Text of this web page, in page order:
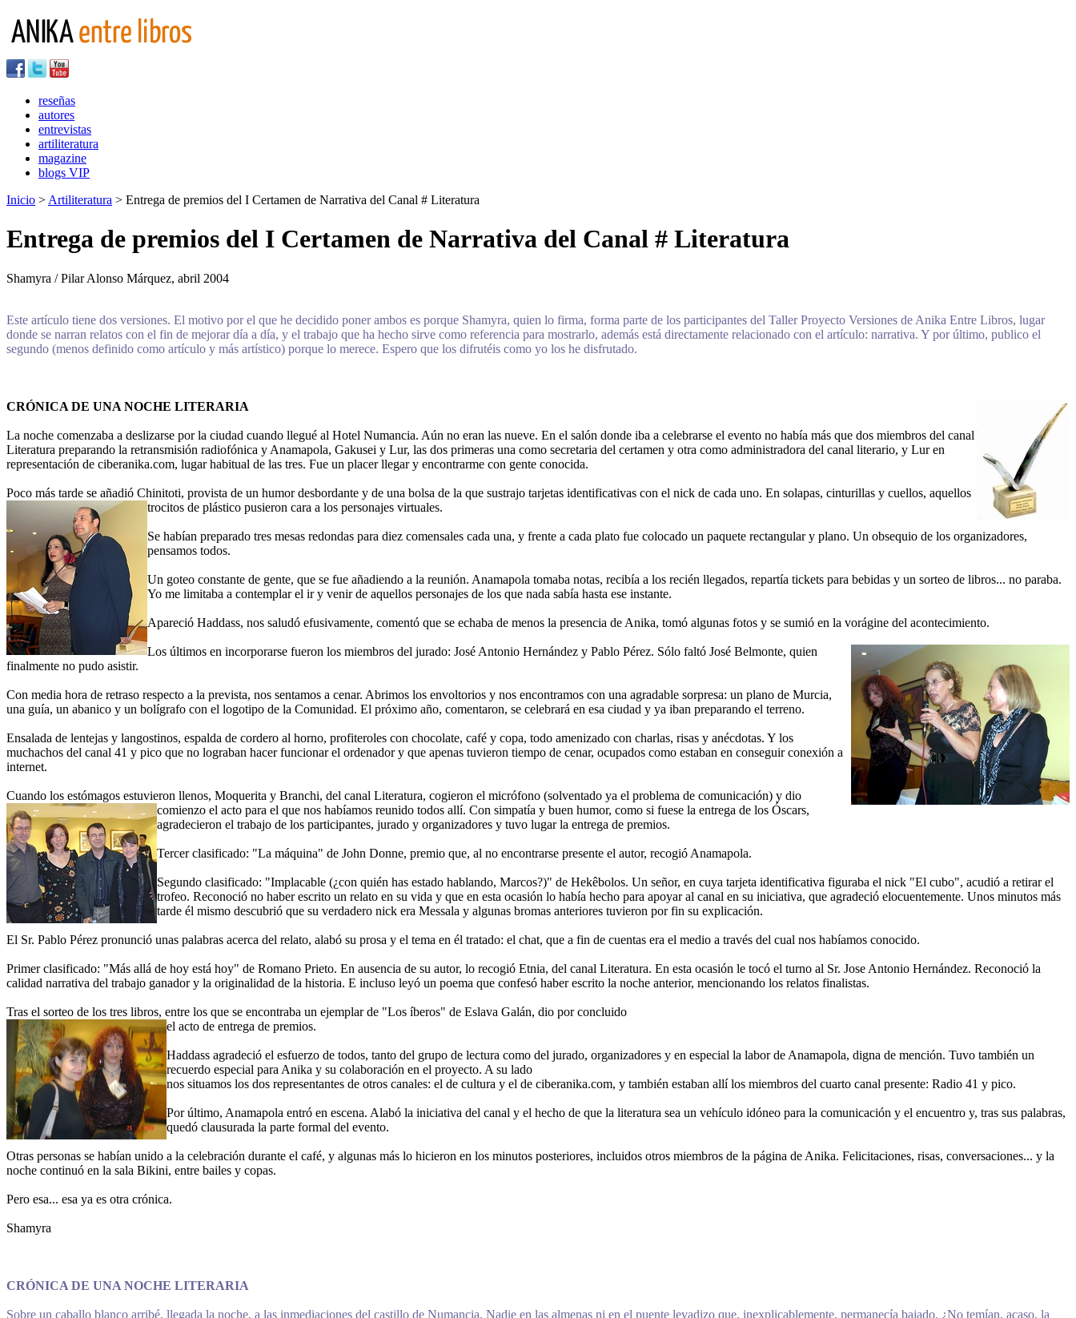
reseñas
autores
entrevistas
artiliteratura
magazine
blogs VIP
Inicio > Artiliteratura > Entrega de premios del I Certamen de Narrativa del Canal # Literatura
Entrega de premios del I Certamen de Narrativa del Canal # Literatura
Shamyra / Pilar Alonso Márquez, abril 2004
Este artículo tiene dos versiones. El motivo por el que he decidido poner ambos es porque Shamyra, quien lo firma, forma parte de los participantes del Taller Proyecto Versiones de Anika Entre Libros, lugar
donde se narran relatos con el fin de mejorar día a día, y el trabajo que ha hecho sirve como referencia para mostrarlo, además está directamente relacionado con el artículo: narrativa. Y por último, publico el
segundo (menos definido como artículo y más artístico) porque lo merece. Espero que los difrutéis como yo los he disfrutado.
CRÓNICA DE UNA NOCHE LITERARIA
La noche comenzaba a deslizarse por la ciudad cuando llegué al Hotel Numancia. Aún no eran las nueve. En el salón donde iba a celebrarse el evento no había más que dos miembros del canal
Literatura preparando la retransmisión radiofónica y Anamapola, Gakusei y Lur, las dos primeras una como secretaria del certamen y otra como administradora del canal literario, y Lur en
representación de ciberanika.com, lugar habitual de las tres. Fue un placer llegar y encontrarme con gente conocida.
Poco más tarde se añadió Chinitoti, provista de un humor desbordante y de una bolsa de la que sustrajo tarjetas identificativas con el nick de cada uno. En solapas, cinturillas y cuellos, aquellos
trocitos de plástico pusieron cara a los personajes virtuales.
Se habían preparado tres mesas redondas para diez comensales cada una, y frente a cada plato fue colocado un paquete rectangular y plano. Un obsequio de los organizadores,
pensamos todos.
Un goteo constante de gente, que se fue añadiendo a la reunión. Anamapola tomaba notas, recibía a los recién llegados, repartía tickets para bebidas y un sorteo de libros... no paraba.
Yo me limitaba a contemplar el ir y venir de aquellos personajes de los que nada sabía hasta ese instante.
Apareció Haddass, nos saludó efusivamente, comentó que se echaba de menos la presencia de Anika, tomó algunas fotos y se sumió en la vorágine del acontecimiento.
Los últimos en incorporarse fueron los miembros del jurado: José Antonio Hernández y Pablo Pérez. Sólo faltó José Belmonte, quien
finalmente no pudo asistir.
Con media hora de retraso respecto a la prevista, nos sentamos a cenar. Abrimos los envoltorios y nos encontramos con una agradable sorpresa: un plano de Murcia,
una guía, un abanico y un bolígrafo con el logotipo de la Comunidad. El próximo año, comentaron, se celebrará en esa ciudad y ya iban preparando el terreno.
Ensalada de lentejas y langostinos, espalda de cordero al horno, profiteroles con chocolate, café y copa, todo amenizado con charlas, risas y anécdotas. Y los
muchachos del canal 41 y pico que no lograban hacer funcionar el ordenador y que apenas tuvieron tiempo de cenar, ocupados como estaban en conseguir conexión a
internet.
Cuando los estómagos estuvieron llenos, Moquerita y Branchi, del canal Literatura, cogieron el micrófono (solventado ya el problema de comunicación) y dio
comienzo el acto para el que nos habíamos reunido todos allí. Con simpatía y buen humor, como si fuese la entrega de los Óscars,
agradecieron el trabajo de los participantes, jurado y organizadores y tuvo lugar la entrega de premios.
Tercer clasificado: "La máquina" de John Donne, premio que, al no encontrarse presente el autor, recogió Anamapola.
Segundo clasificado: "Implacable (¿con quién has estado hablando, Marcos?)" de Hekêbolos. Un señor, en cuya tarjeta identificativa figuraba el nick "El cubo", acudió a retirar el
trofeo. Reconoció no haber escrito un relato en su vida y que en esta ocasión lo había hecho para apoyar al canal en su iniciativa, que agradeció elocuentemente. Unos minutos más
tarde él mismo descubrió que su verdadero nick era Messala y algunas bromas anteriores tuvieron por fin su explicación.
El Sr. Pablo Pérez pronunció unas palabras acerca del relato, alabó su prosa y el tema en él tratado: el chat, que a fin de cuentas era el medio a través del cual nos habíamos conocido.
Primer clasificado: "Más allá de hoy está hoy" de Romano Prieto. En ausencia de su autor, lo recogió Etnia, del canal Literatura. En esta ocasión le tocó el turno al Sr. Jose Antonio Hernández. Reconoció la
calidad narrativa del trabajo ganador y la originalidad de la historia. E incluso leyó un poema que confesó haber escrito la noche anterior, mencionando los relatos finalistas.
Tras el sorteo de los tres libros, entre los que se encontraba un ejemplar de "Los íberos" de Eslava Galán, dio por concluido
el acto de entrega de premios.
Haddass agradeció el esfuerzo de todos, tanto del grupo de lectura como del jurado, organizadores y en especial la labor de Anamapola, digna de mención. Tuvo también un
recuerdo especial para Anika y su colaboración en el proyecto. A su lado
nos situamos los dos representantes de otros canales: el de cultura y el de ciberanika.com, y también estaban allí los miembros del cuarto canal presente: Radio 41 y pico.
Por último, Anamapola entró en escena. Alabó la iniciativa del canal y el hecho de que la literatura sea un vehículo idóneo para la comunicación y el encuentro y, tras sus palabras,
quedó clausurada la parte formal del evento.
Otras personas se habían unido a la celebración durante el café, y algunas más lo hicieron en los minutos posteriores, incluidos otros miembros de la página de Anika. Felicitaciones, risas, conversaciones... y la
noche continuó en la sala Bikini, entre bailes y copas.
Pero esa... esa ya es otra crónica.
Shamyra
CRÓNICA DE UNA NOCHE LITERARIA
Sobre un caballo blanco arribé, llegada la noche, a las inmediaciones del castillo de Numancia. Nadie en las almenas ni en el puente levadizo que, inexplicablemente, permanecía bajado. ¿No temían, acaso, la